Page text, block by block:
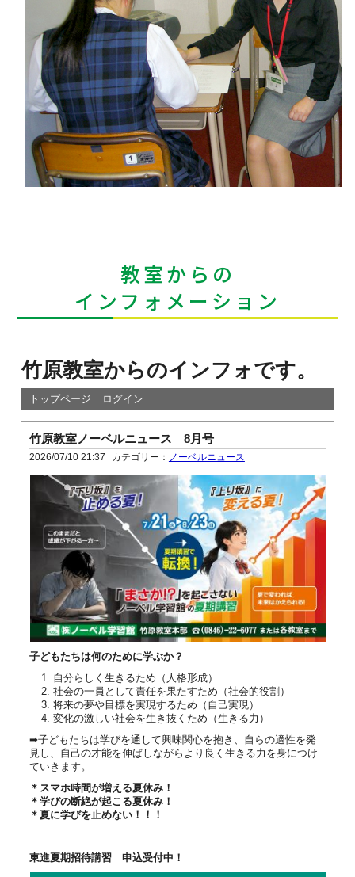
教室からの
インフォメーション